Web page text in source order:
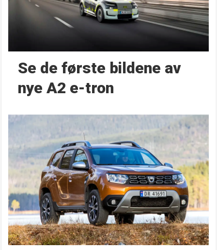
Se de første bildene av
nye A2 e-tron